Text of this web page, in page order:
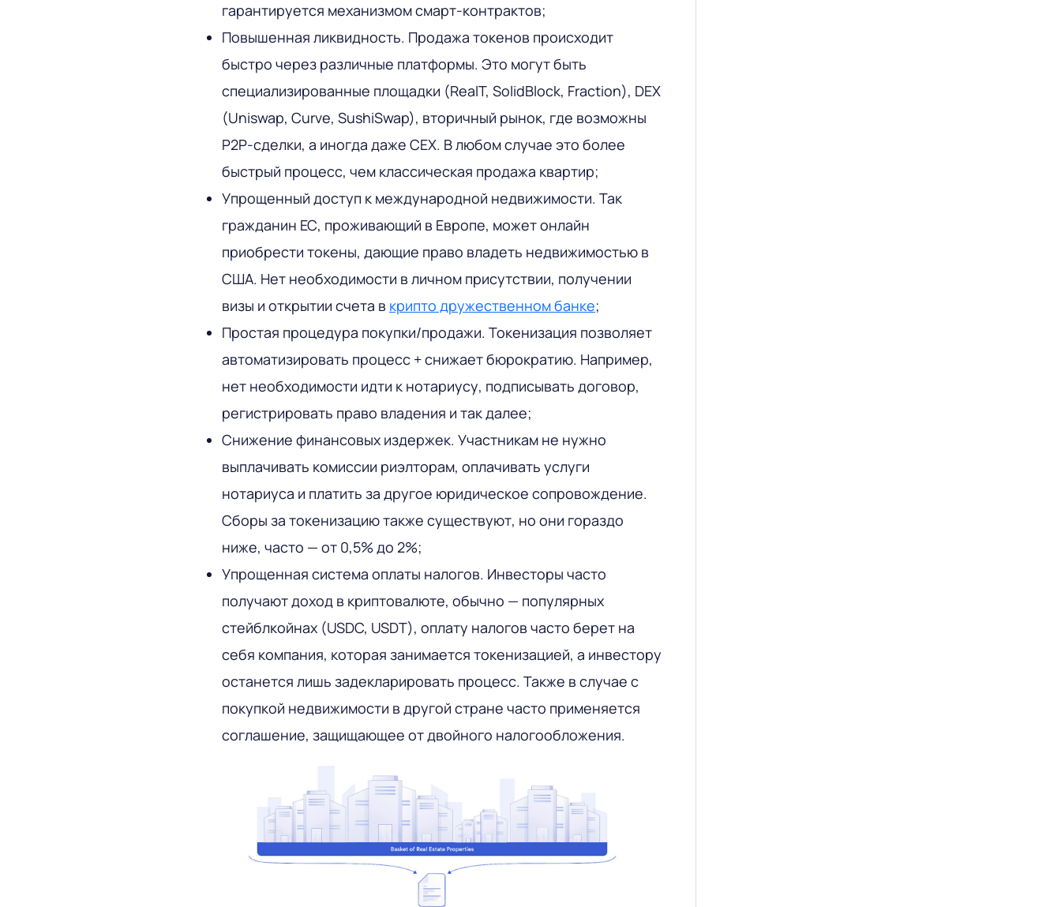
гарантируется механизмом смарт-контрактов;
Повышенная ликвидность. Продажа токенов происходит
быстро через различные платформы. Это могут быть
специализированные площадки (RealT, SolidBlock, Fraction), DEX
(Uniswap, Curve, SushiSwap), вторичный рынок, где возможны
P2P-сделки, а иногда даже CEX. В любом случае это более
быстрый процесс, чем классическая продажа квартир;
Упрощенный доступ к международной недвижимости. Так
гражданин ЕС, проживающий в Европе, может онлайн
приобрести токены, дающие право владеть недвижимостью в
США. Нет необходимости в личном присутствии, получении
визы и открытии счета в крипто дружественном банке;
Простая процедура покупки/продажи. Токенизация позволяет
автоматизировать процесс + снижает бюрократию. Например,
нет необходимости идти к нотариусу, подписывать договор,
регистрировать право владения и так далее;
Снижение финансовых издержек. Участникам не нужно
выплачивать комиссии риэлторам, оплачивать услуги
нотариуса и платить за другое юридическое сопровождение.
Сборы за токенизацию также существуют, но они гораздо
ниже, часто — от 0,5% до 2%;
Упрощенная система оплаты налогов. Инвесторы часто
получают доход в криптовалюте, обычно — популярных
стейблкойнах (USDC, USDT), оплату налогов часто берет на
себя компания, которая занимается токенизацией, а инвестору
останется лишь задекларировать процесс. Также в случае с
покупкой недвижимости в другой стране часто применяется
соглашение, защищающее от двойного налогообложения.